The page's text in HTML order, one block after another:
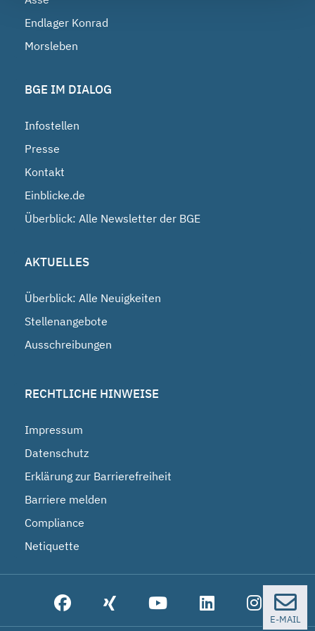
Endlager Konrad
Morsleben
BGE IM DIALOG
Infostellen
Presse
Kontakt
Einblicke.de
Überblick: Alle Newsletter der BGE
AKTUELLES
Überblick: Alle Neuigkeiten
Stellenangebote
Ausschreibungen
RECHTLICHE HINWEISE
Impressum
Datenschutz
Erklärung zur Barrierefreiheit
Barriere melden
Compliance
Netiquette
E-MAIL